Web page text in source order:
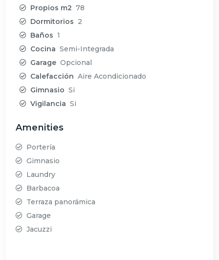
Propios m2 78
Dormitorios 2
Baños 1
Cocina Semi-Integrada
Garage Opcional
Calefacción Aire Acondicionado
Gimnasio Si
Vigilancia Si
Amenities
Portería
Gimnasio
Laundry
Barbacoa
Terraza panorámica
Garage
Jacuzzi